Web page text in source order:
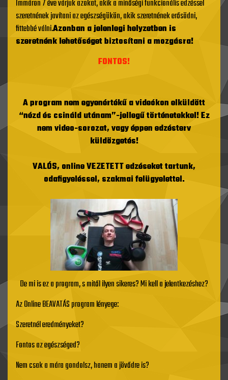
Immáron 7 éve várjuk azokat, akik a minőségi funkcionális edzéssel
szeretnének javítani az egészségükön, akik szeretnének erősödni,
fittebbé válni.Azonban a jelenlegi helyzetben is
szeretnénk lehetőséget biztosítani a mozgásra!
FONTOS!
A program nem egyenértékű a videókon elküldött
“nézd és csináld utánam”-jellegű történetekkel! Ez
nem video-sorozat, vagy éppen edzésterv
küldözgetés!
VALÓS, online VEZETETT edzéseket tartunk,
odafigyeléssel, szakmai felügyelettel.
De mi is ez a program, s mitől ilyen sikeres? Mi kell a jelentkezéshez?
Az Online BEAVATÁS program lényege:
Szeretnél eredményeket?
Fontos az egészséged?
Nem csak a mára gondolsz, hanem a jövődre is?